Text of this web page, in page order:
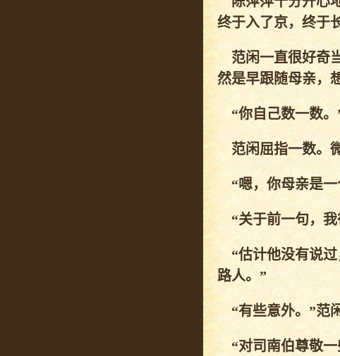
终于入了京，终于
范闲一直很好奇
然是早跟随母亲，
“你自己数一数。
范闲屈指一数。
“嗯，你母亲是一
“关于前一句，我
“估计他没有说过
路人。”
“有些意外。”范
“对司南伯尊敬一